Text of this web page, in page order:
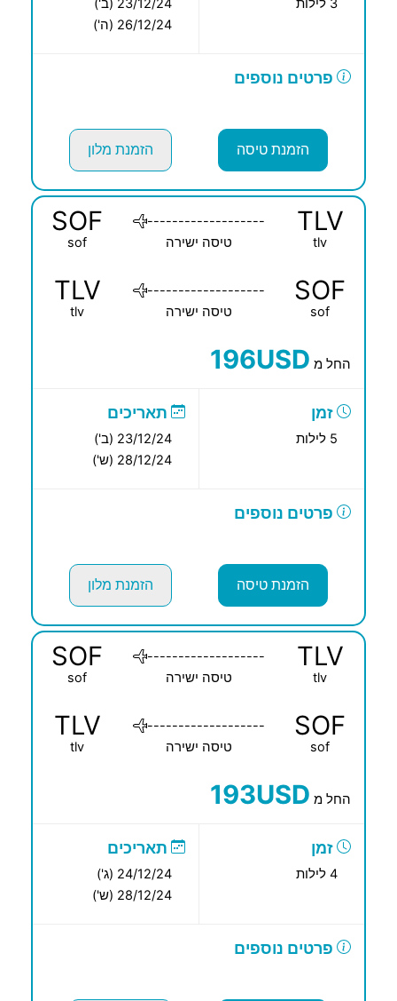
3 לילות
23/12/24 (ב')
26/12/24 (ה')
פרטים נוספים
הזמנת טיסה הזמנת מלון
TLV
tlv
-------------------
טיסה ישירה
SOF
sof
SOF
sof
-------------------
טיסה ישירה
TLV
tlv
החל מ 196USD
זמן
5 לילות
תאריכים
23/12/24 (ב')
28/12/24 (ש')
פרטים נוספים
הזמנת טיסה הזמנת מלון
TLV
tlv
-------------------
טיסה ישירה
SOF
sof
SOF
sof
-------------------
טיסה ישירה
TLV
tlv
החל מ 193USD
זמן
4 לילות
תאריכים
24/12/24 (ג')
28/12/24 (ש')
פרטים נוספים